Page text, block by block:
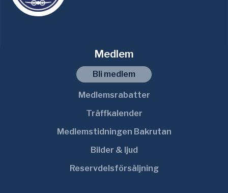
Medlem
Bli medlem
Medlemsrabatter
Träffkalender
Medlemstidningen Bakrutan
Bilder & ljud
Reservdelsförsäljning